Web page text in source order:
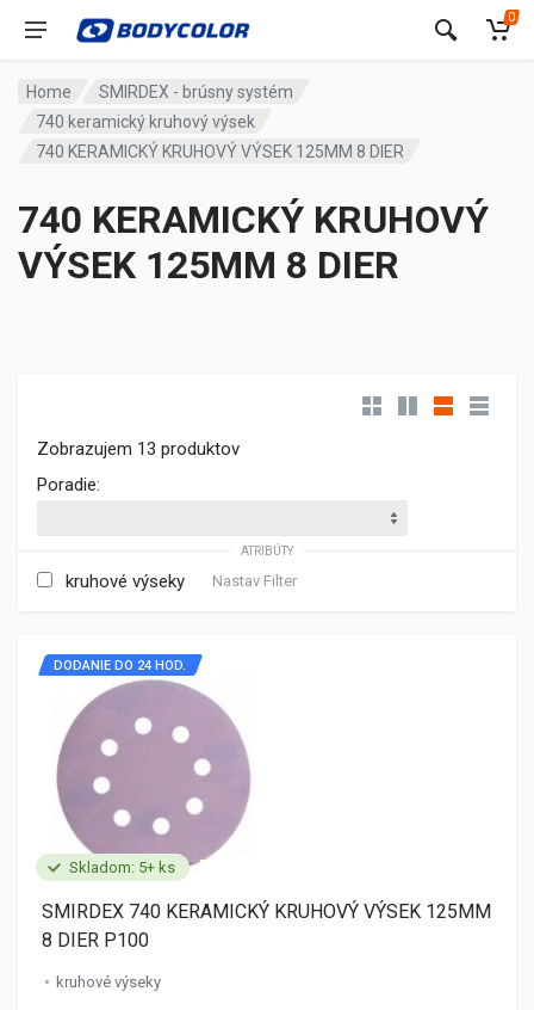
0
Home
SMIRDEX - brúsny systém
740 keramický kruhový výsek
740 KERAMICKÝ KRUHOVÝ VÝSEK 125MM 8 DIER
740 KERAMICKÝ KRUHOVÝ
VÝSEK 125MM 8 DIER
Zobrazujem 13 produktov
Poradie:
ATRIBÚTY
kruhové výseky Nastav Filter
Skladom: 5+ ks
DODANIE DO 24 HOD.
SMIRDEX 740 KERAMICKÝ KRUHOVÝ VÝSEK 125MM
8 DIER P100
kruhové výseky